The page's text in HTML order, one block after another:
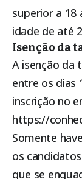
superior a 18
idade de até
Isenção da
A isenção da
entre os dias
inscrição no
https://
Somente
os
que se